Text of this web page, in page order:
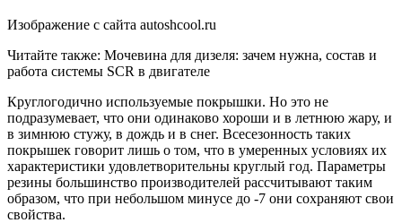
Изображение с сайта autoshcool.ru
Читайте также: Мочевина для дизеля: зачем нужна, состав и
работа системы SCR в двигателе
Круглогодично используемые покрышки. Но это не
подразумевает, что они одинаково хороши и в летнюю жару, и
в зимнюю стужу, в дождь и в снег. Всесезонность таких
покрышек говорит лишь о том, что в умеренных условиях их
характеристики удовлетворительны круглый год. Параметры
резины большинство производителей рассчитывают таким
образом, что при небольшом минусе до -7 они сохраняют свои
свойства.